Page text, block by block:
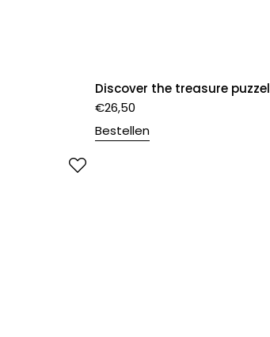
Discover the treasure puzzel
€26,50
Bestellen